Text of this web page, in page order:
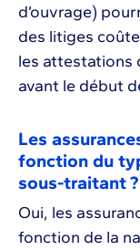
d’ouvrage)
des litiges
les attestations
avant le début
Les
fonction du
sous-traitant ?
Oui, les
fonction de la